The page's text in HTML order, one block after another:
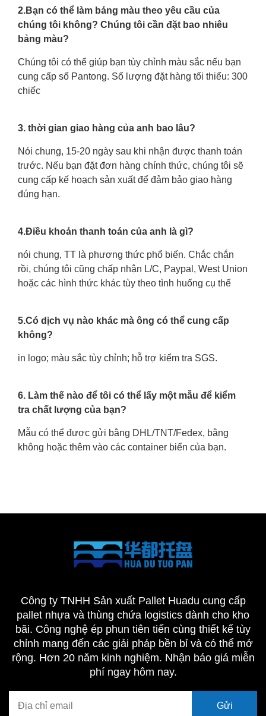
2.Bạn có thể làm bảng màu theo yêu cầu của
chúng tôi không? Chúng tôi cần đặt bao nhiêu
bảng màu?
Chúng tôi có thể giúp bạn tùy chỉnh màu sắc nếu bạn
cung cấp số Pantong. Số lượng đặt hàng tối thiểu: 300
chiếc
3. thời gian giao hàng của anh bao lâu?
Nói chung, 15-20 ngày sau khi nhận được thanh toán
trước. Nếu bạn đặt đơn hàng chính thức, chúng tôi sẽ
cung cấp kế hoạch sản xuất để đảm bảo giao hàng
đúng hạn.
4.Điều khoản thanh toán của anh là gì?
nói chung, TT là phương thức phổ biến. Chắc chắn
rồi, chúng tôi cũng chấp nhận L/C, Paypal, West Union
hoặc các hình thức khác tùy theo tình huống cụ thể
5.Có dịch vụ nào khác mà ông có thể cung cấp
không?
in logo; màu sắc tùy chỉnh; hỗ trợ kiểm tra SGS.
6. Làm thế nào để tôi có thể lấy một mẫu để kiểm
tra chất lượng của bạn?
Mẫu có thể được gửi bằng DHL/TNT/Fedex, bằng
không hoặc thêm vào các container biển của bạn.
Công ty TNHH Sản xuất Pallet Huadu cung cấp
pallet nhựa và thùng chứa logistics dành cho kho
bãi. Công nghệ ép phun tiên tiến cùng thiết kế tùy
chỉnh mang đến các giải pháp bền bỉ và có thể mở
rộng. Hơn 20 năm kinh nghiệm. Nhận báo giá miễn
phí ngay hôm nay.